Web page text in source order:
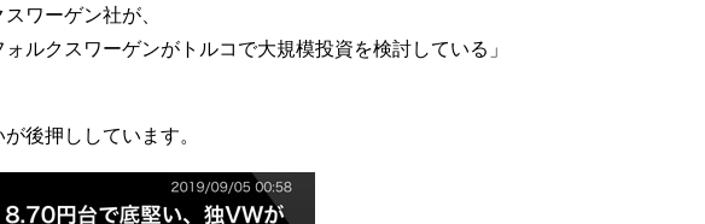
ワーゲン社が、
ォルクスワーゲンがトルコで大規模投資を検討している」
後押ししています。